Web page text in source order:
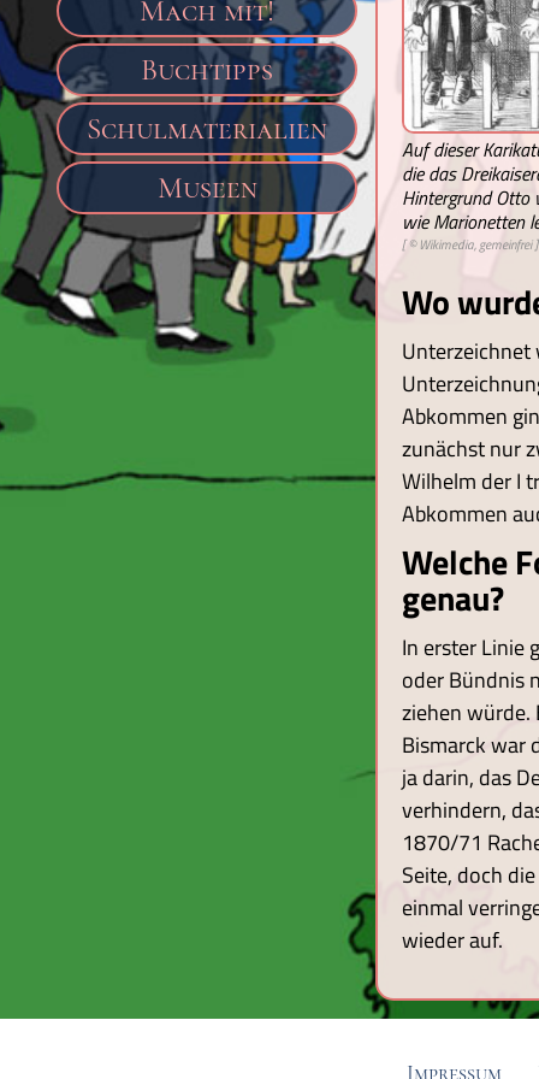
Mach mit!
Buchtipps
Schulmaterialien
Museen
Auf dieser
die das
Hintergrund Otto
wie Marionetten
[ © Wikimedia, gemeinfrei ]
Wo
Abkommen
zunächst nur
Wilhelm der I
Abkommen
Welche
genau?
In erster Linie
oder Bündnis
ziehen würde.
Bismarck war
ja darin, das
verhindern,
1870/71
Seite, doch
einmal
wieder auf.
Impressum